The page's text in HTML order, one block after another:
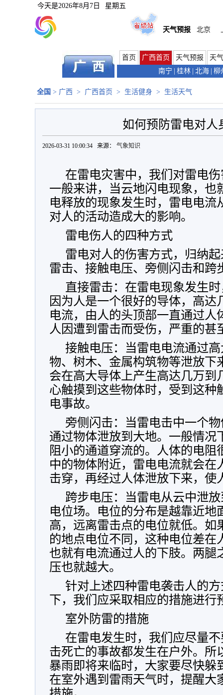
今天是2026年8月7日 星期五
天气预报 北京
首页 广西首页 天气预报
天
南宁
桂林 北海 柳
全国 > 广西 > 广西首页 > 生活健身 > 生活天气
如何预防雷电对人
2026-03-31 10:00:34 来源： 气象知识
在雷电灾害中，我们对雷电
一般来讲，当云地闪电现象，也
电释放的现象发生时，雷电电流
对人的活动造成大的影响。
雷电伤人的四种方式
雷电对人的伤害方式，归纳
雷击、接触电压、旁侧闪击和跨
直接雷击：在雷电现象发生
因为人是一个很好的导体，高
电流，由人的头顶部一直通过人
人因遭到雷击而受伤，严重的甚
接触电压：当雷电电流通过
物、树木、金属构筑物等泄放下
会在高大导体上产生高达几万到
心触摸到这些物体时，受到这种
电事故。
旁侧闪击：当雷电击中一个
通过物体泄放到大地。一般情况
阻小的通道穿流的。人体的电阻
中的物体附近，雷电电流就会在
击穿，再经过人体泄放下来，使
跨步电压：当雷电从云中泄
电位场。电位的分布是越靠近地
高，远离雷击点的电位就低。如
的地点电位不同，这种电位差在
也就有电流通过人的下肢。两腿
压也就越大。
针对上述四种雷电袭击人的
下，我们应采取相应的措施进行
室外防雷的措施
在雷电发生时，我们应尽量
击死亡的事故都发生在户外。所
暴雨即将来临时，大家要尽快躲
在室外遇到雷雨天气时，提醒大